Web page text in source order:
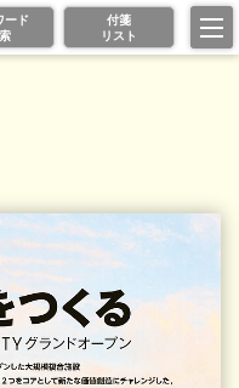
ード
付箋
リスト